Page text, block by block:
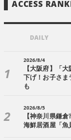
ACCESS
DAILY
2026/8/4
【大阪府】「
下げ！お子さ
も
2026/8/5
【神奈川県鎌
海鮮居酒屋「魚